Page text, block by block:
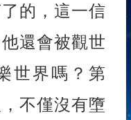
的，這一信
還會被觀世
世界嗎？第
不僅沒有墮